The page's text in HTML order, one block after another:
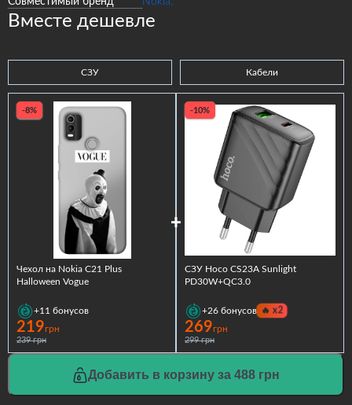
Вместе дешевле
СЗУ Кабели
-8%
Чехол на Nokia C21 Plus
Halloween Vogue
+11 бонусов
219грн
239 грн
-10%
СЗУ Hoco CS23A Sunlight
PD30W+QC3.0
+26 бонусов 🔥x2
269грн
299 грн
Добавить в корзину за 488 грн